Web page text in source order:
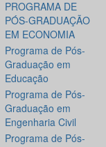
PROGRAMA DE
PÓS-GRADUAÇÃO
EM ECONOMIA
Programa de Pós-
Graduação em
Educação
Programa de Pós-
Graduação em
Engenharia Civil
Programa de Pós-